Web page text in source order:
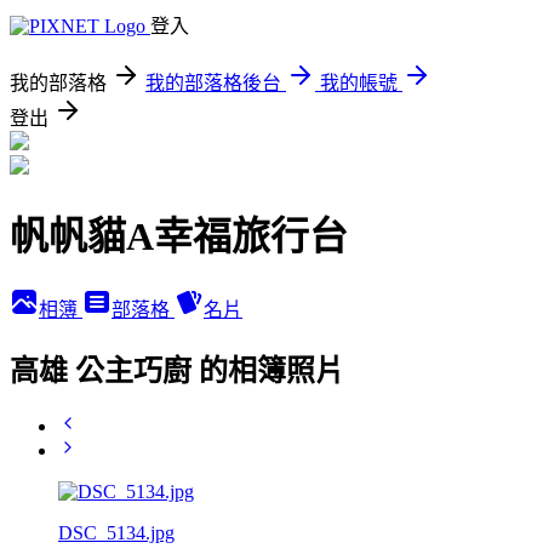
登入
我的部落格 我的部落格後台
我的帳號
登出
帆帆貓A幸福旅行台
相簿 部落格 名片
高雄 公主巧廚 的相簿照片
DSC_5134.jpg